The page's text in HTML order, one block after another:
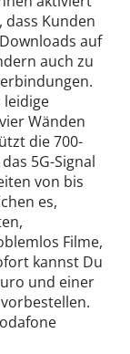
dass Kunden
auf
auch zu
leidige
Wänden
die 700-
5G-Signal
von bis
es,
Filme,
kannst Du
und einer